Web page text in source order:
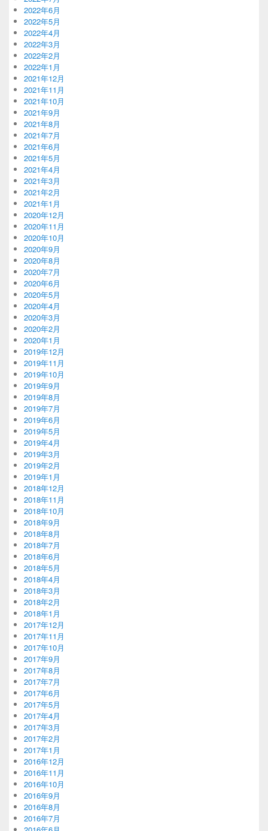
2022年6月
2022年5月
2022年4月
2022年3月
2022年2月
2022年1月
2021年12月
2021年11月
2021年10月
2021年9月
2021年8月
2021年7月
2021年6月
2021年5月
2021年4月
2021年3月
2021年2月
2021年1月
2020年12月
2020年11月
2020年10月
2020年9月
2020年8月
2020年7月
2020年6月
2020年5月
2020年4月
2020年3月
2020年2月
2020年1月
2019年12月
2019年11月
2019年10月
2019年9月
2019年8月
2019年7月
2019年6月
2019年5月
2019年4月
2019年3月
2019年2月
2019年1月
2018年12月
2018年11月
2018年10月
2018年9月
2018年8月
2018年7月
2018年6月
2018年5月
2018年4月
2018年3月
2018年2月
2018年1月
2017年12月
2017年11月
2017年10月
2017年9月
2017年8月
2017年7月
2017年6月
2017年5月
2017年4月
2017年3月
2017年2月
2017年1月
2016年12月
2016年11月
2016年10月
2016年9月
2016年8月
2016年7月